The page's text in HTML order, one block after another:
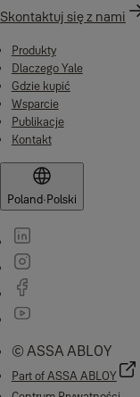
Skontaktuj się z nami
Produkty
Dlaczego Yale
Gdzie kupić
Wsparcie
Publikacje
Kontakt
Poland·Polski
© ASSA ABLOY
Part of ASSA ABLOY